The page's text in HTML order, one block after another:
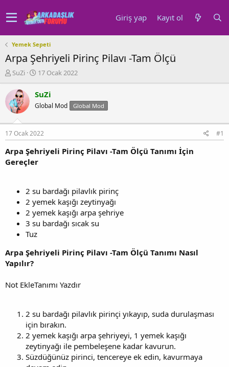
Giriş yap Kayıt ol
Yemek Sepeti
Arpa Şehriyeli Pirinç Pilavı -Tam Ölçü
K
n
u
y
b
a
l
a
SuZi
B
ş
l
a
g
ı
t
a
h
i
17 Ocak 2022
SuZi
Global Mod Global Mod
17 Ocak 2022 #1
Arpa Şehriyeli Pirinç Pilavı -Tam Ölçü Tanımı İçin
Gereçler
2 su bardağı pilavlık pirinç
2 yemek kaşığı zeytinyağı
2 yemek kaşığı arpa şehriye
3 su bardağı sıcak su
Tuz
Arpa Şehriyeli Pirinç Pilavı -Tam Ölçü Tanımı Nasıl
Yapılır?
Not EkleTanımı Yazdır
2 su bardağı pilavlık pirinçi yıkayıp, suda durulaşması
için bırakın.
2 yemek kaşığı arpa şehriyeyi, 1 yemek kaşığı
zeytinyağı ile pembeleşene kadar kavurun.
Süzdüğünüz pirinci, tencereye ek edin, kavurmaya